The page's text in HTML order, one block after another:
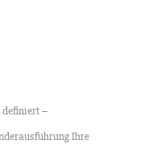
–
Ihre